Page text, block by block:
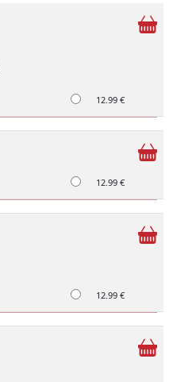
12.99 €
12.99 €
12.99 €